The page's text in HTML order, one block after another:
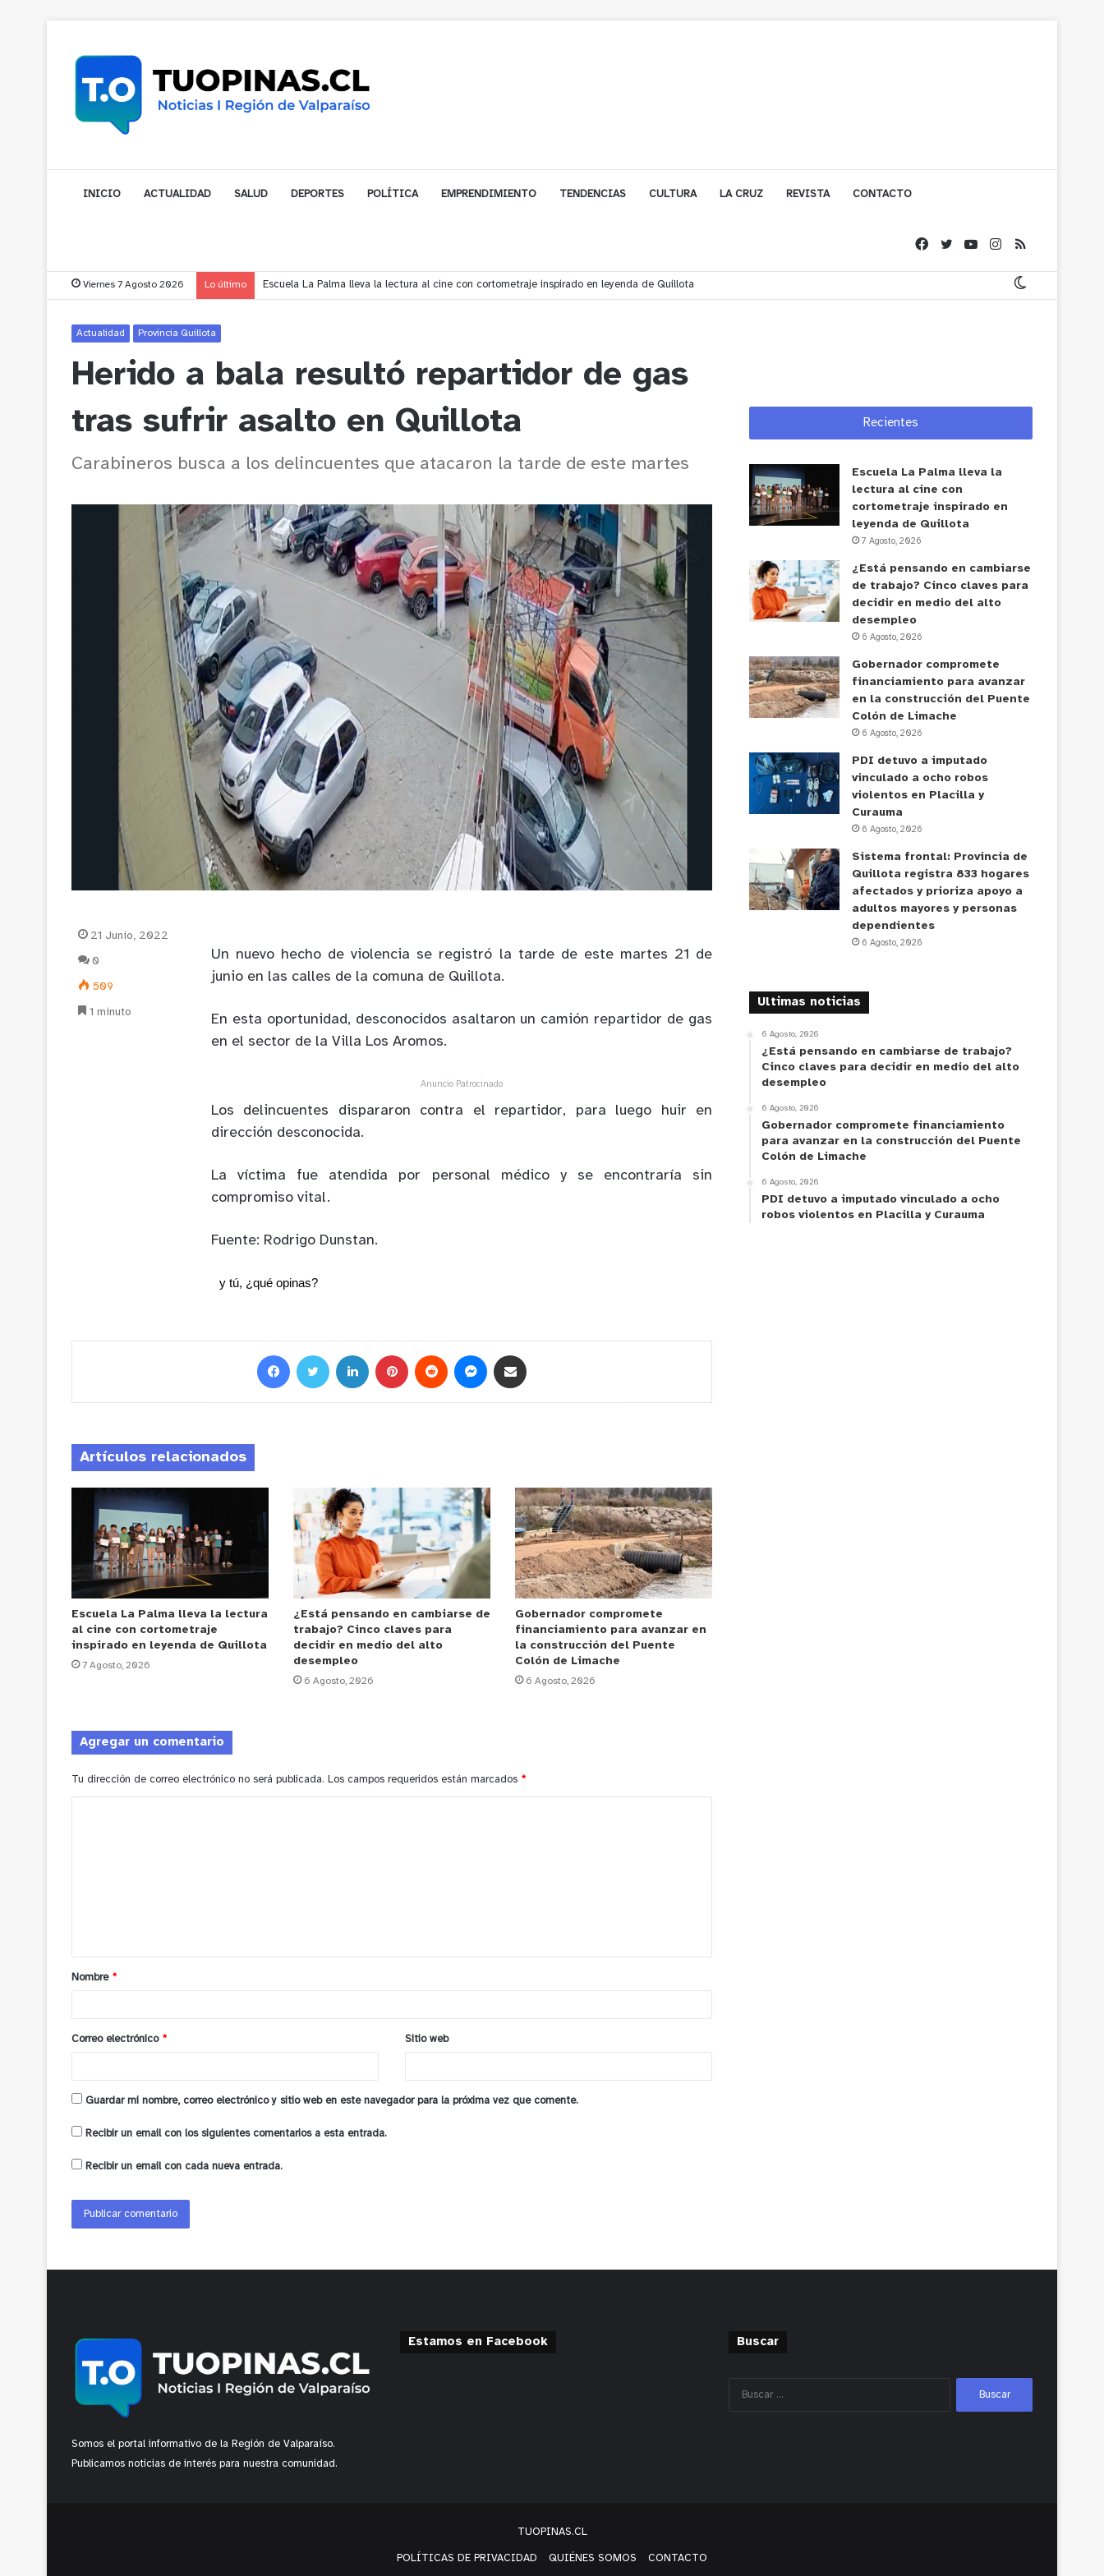
INICIO ACTUALIDAD SALUD DEPORTES POLÍTICA EMPRENDIMIENTO TENDENCIAS CULTURA LA CRUZ REVISTA CONTACTO
Viernes 7 Agosto 2026 Lo último ¿Está pensando en cambiarse de trabajo? Cinco claves para decidir en medio del alto desempleo
Actualidad Provincia Quillota
Herido a bala resultó repartidor de gas
tras sufrir asalto en Quillota
Carabineros busca a los delincuentes que atacaron la tarde de este martes
Un nuevo hecho de violencia se registró la tarde de este martes 21 de
junio en las calles de la comuna de Quillota.
En esta oportunidad, desconocidos asaltaron un camión repartidor de gas
en el sector de la Villa Los Aromos.
Anuncio Patrocinado
Los delincuentes dispararon contra el repartidor, para luego huir en
dirección desconocida.
La víctima fue atendida por personal médico y se encontraría sin
compromiso vital.
Fuente: Rodrigo Dunstan.
y tú, ¿qué opinas?
21 Junio, 2022
0
509
1 minuto
Artículos relacionados
Escuela La Palma lleva la lectura
al cine con cortometraje
inspirado en leyenda de Quillota
7 Agosto, 2026
¿Está pensando en cambiarse de
trabajo? Cinco claves para
decidir en medio del alto
desempleo
6 Agosto, 2026
Gobernador compromete
financiamiento para avanzar en
la construcción del Puente
Colón de Limache
6 Agosto, 2026
Agregar un comentario
Tu dirección de correo electrónico no será publicada. Los campos requeridos están marcados *
a
r
*
Nombre *
Correo electrónico * Sitio web
Guardar mi nombre, correo electrónico y sitio web en este navegador para la próxima vez que comente.
Recibir un email con los siguientes comentarios a esta entrada.
Recibir un email con cada nueva entrada.
Recientes
Escuela La Palma lleva la
lectura al cine con
cortometraje inspirado en
leyenda de Quillota
7 Agosto, 2026
¿Está pensando en cambiarse
de trabajo? Cinco claves para
decidir en medio del alto
desempleo
6 Agosto, 2026
Gobernador compromete
financiamiento para avanzar
en la construcción del Puente
Colón de Limache
6 Agosto, 2026
PDI detuvo a imputado
vinculado a ocho robos
violentos en Placilla y
Curauma
6 Agosto, 2026
Sistema frontal: Provincia de
Quillota registra 833 hogares
afectados y prioriza apoyo a
adultos mayores y personas
dependientes
6 Agosto, 2026
Ultimas noticias
6 Agosto, 2026
¿Está pensando en cambiarse de trabajo?
Cinco claves para decidir en medio del alto
desempleo
6 Agosto, 2026
Gobernador compromete financiamiento
para avanzar en la construcción del Puente
Colón de Limache
6 Agosto, 2026
PDI detuvo a imputado vinculado a ocho
robos violentos en Placilla y Curauma
Somos el portal informativo de la Región de Valparaíso.
Publicamos noticias de interés para nuestra comunidad.
Estamos en Facebook Buscar
TUOPINAS.CL
POLÍTICAS DE PRIVACIDAD QUIÉNES SOMOS CONTACTO